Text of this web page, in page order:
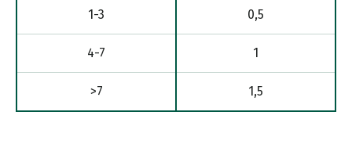
1-3 0,5
4-7 1
>7 1,5